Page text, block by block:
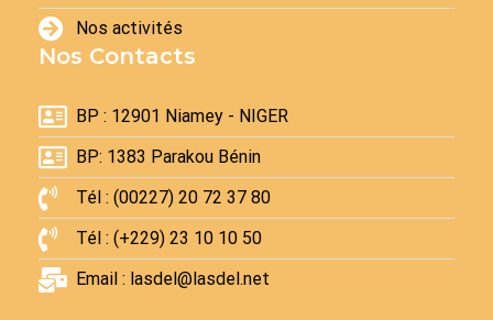
Nos activités
Nos Contacts
BP : 12901 Niamey - NIGER
BP: 1383 Parakou Bénin
Tél : (00227) 20 72 37 80
Tél : (+229) 23 10 10 50
Email : lasdel@lasdel.net